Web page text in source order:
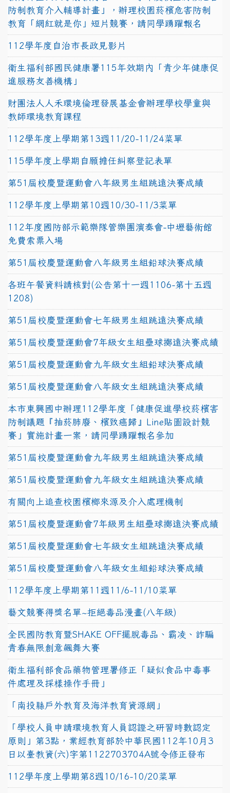
防制教育介入輔導計畫」，辦理校園菸檳危害防制
教育「網紅就是你」短片競賽，請同學踴躍報名
112學年度自治市長政見影片
衛生福利部國民健康署115年效期內「青少年健康促
進服務友善機構」
財團法人人禾環境倫理發展基金會辦理學校學童與
教師環境教育課程
112學年度上學期第13週11/20-11/24菜單
115學年度上學期自願擔任糾察登記表單
第51屆校慶暨運動會八年級男生組跳遠決賽成績
112學年度上學期第10週10/30-11/3菜單
112年度國防部示範樂隊管樂團演奏會-中壢藝術館
免費索票入場
第51屆校慶暨運動會八年級男生組鉛球決賽成績
各班午餐資料請核對(公告第十一週1106-第十五週
1208)
第51屆校慶暨運動會七年級男生組跳遠決賽成績
第51屆校慶暨運動會7年級女生組壘球擲遠決賽成績
第51屆校慶暨運動會九年級女生組鉛球決賽成績
第51屆校慶暨運動會八年級女生組跳遠決賽成績
本市東興國中辦理112學年度「健康促進學校菸檳害
防制議題『抽菸肺廢、檳致癌歸』Line貼圖設計競
賽」實施計畫一案，請同學踴躍報名參加
第51屆校慶暨運動會九年級男生組跳遠決賽成績
第51屆校慶暨運動會九年級女生組跳遠決賽成績
有關向上追查校園檳榔來源及介入處理機制
第51屆校慶暨運動會7年級男生組壘球擲遠決賽成績
第51屆校慶暨運動會七年級女生組跳遠決賽成績
第51屆校慶暨運動會八年級女生組鉛球決賽成績
112學年度上學期第11週11/6-11/10菜單
藝文競賽得獎名單~拒絕毒品漫畫(八年級)
全民國防教育暨SHAKE OFF擺脫毒品、霸凌、詐騙
青春無限創意飆舞大賽
衛生福利部食品藥物管理署修正「疑似食品中毒事
件處理及採樣操作手冊」
「南投縣戶外教育及海洋教育資源網」
「學校人員申請環境教育人員認證之研習時數認定
原則」第3點，業經教育部於中華民國112年10月3
日以臺教資(六)字第1122703704A號令修正發布
112學年度上學期第8週10/16-10/20菜單